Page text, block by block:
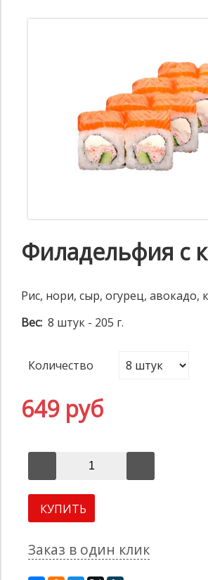
Филадельфия с
Рис, нори, сыр, огурец, авокадо,
Вес: 8 штук - 205 г.
Количество
649 руб
КУПИТЬ
Заказ в один клик